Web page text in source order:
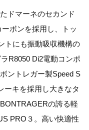
ドマーネのセカンド
ボンを採用し、トッ
トにも振動吸収機構の
R8050 Di2電動コンポ
ントレガー製Speed S
ーキを採用し大きなタ
の誇る軽
PRO３。高い快適性